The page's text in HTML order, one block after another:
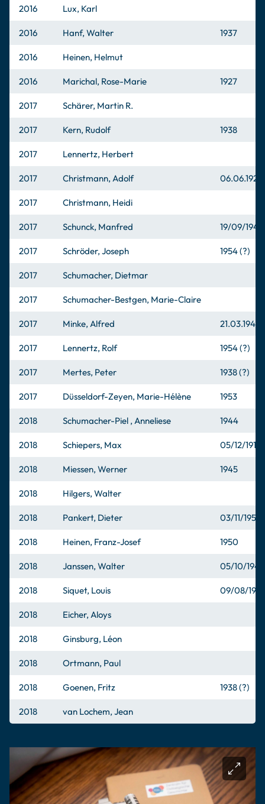
2016 Lux, Karl
2016 Hanf, Walter 1937
2016 Heinen, Helmut
2016 Marichal, Rose-Marie 1927
2017 Schärer, Martin R.
2017 Kern, Rudolf 1938
2017 Lennertz, Herbert
2017 Christmann, Adolf 06.06.1927
2017 Christmann, Heidi
2017 Schunck, Manfred 19/09/1941
2017 Schröder, Joseph 1954 (?)
2017 Schumacher, Dietmar
2017 Schumacher-Bestgen, Marie-Claire
2017 Minke, Alfred 21.03.1948
2017 Lennertz, Rolf 1954 (?)
2017 Mertes, Peter 1938 (?)
2017 Düsseldorf-Zeyen, Marie-Hélène 1953
2018 Schumacher-Piel , Anneliese 1944
2018 Schiepers, Max 05/12/1919
2018 Miessen, Werner 1945
2018 Hilgers, Walter
2018 Pankert, Dieter 03/11/1951
2018 Heinen, Franz-Josef 1950
2018 Janssen, Walter 05/10/1947
2018 Siquet, Louis 09/08/
2018 Eicher, Aloys
2018 Ginsburg, Léon
2018 Ortmann, Paul
2018 Goenen, Fritz 1938 (?)
2018 van Lochem, Jean